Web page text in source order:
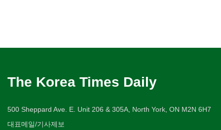
The Korea Times Daily
500 Sheppard Ave. E. Unit 206 & 305A, North York, ON M2N 6H7
대표메일/기사제보